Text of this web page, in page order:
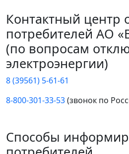
Контактный центр
потребителей АО
(по вопросам
электроэнергии)
8 (39561) 5-61-61
8-800-301-33-53(звонок по
Способы